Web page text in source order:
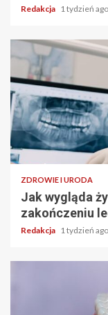
Redakcja 1 tydzień ago
ZDROWIE I URODA
Jak wygląda
zakończeniu
Redakcja 1 tydzień ago